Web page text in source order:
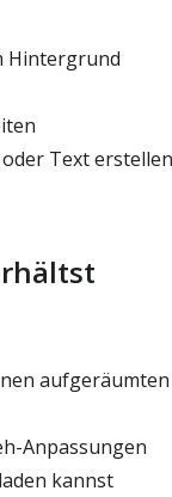
Hintergrund
Text erstellen
aufgeräumten
Anpassungen
kannst